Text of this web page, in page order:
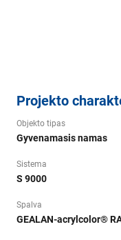
Projekto
Objekto tipas
Gyvenamasis namas
Sistema
S 9000
Spalva
GEALAN-acrylcolor®